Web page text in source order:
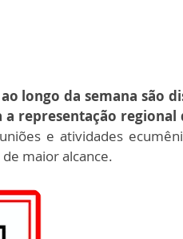
longo da semana são
a representação regional
e atividades
maior alcance.